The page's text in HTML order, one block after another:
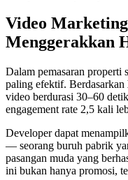
Video
Menggerakkan
Dalam pemasaran properti
paling efektif. Berdasarkan
video berdurasi 30–60
engagement rate 2,5 kali
Developer dapat
— seorang buruh pabrik
pasangan muda yang
ini bukan hanya promosi,